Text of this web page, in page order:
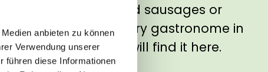
anbieten zu können
Verwendung unserer
führen diese Informationen
to our plant-based sausages or
alternative – every gastronome in
based variety will find it here.